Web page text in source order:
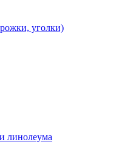
уголки)
линолеума